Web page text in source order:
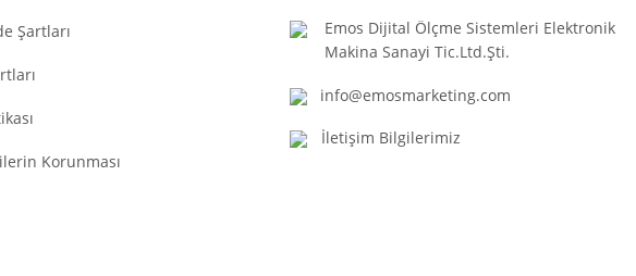
Şartları
Korunması
Emos Dijital Ölçme Sistemleri Elektronik
Makina Sanayi Tic.Ltd.Şti.
info@emosmarketing.com
İletişim Bilgilerimiz